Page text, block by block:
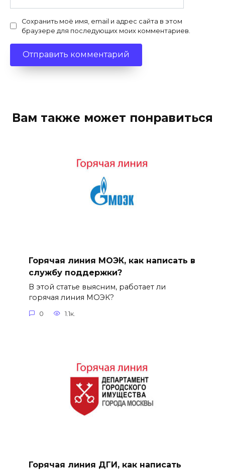
Сохранить моё имя, email и адрес сайта в этом
браузере для последующих моих комментариев.
Вам также может понравиться
Горячая линия МОЭК, как написать в
службу поддержки?
В этой статье выясним, работает ли
горячая линия МОЭК?
0 1.1к.
Горячая линия ДГИ, как написать